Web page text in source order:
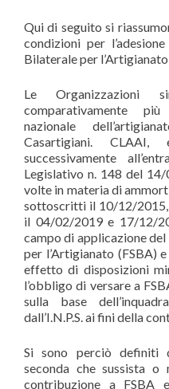
Qui di seguito si
condizioni per
Bilaterale per
Le Organizzazioni
comparativamente
nazionale
Casartigiani.
successivamente
Legislativo n. 148 del
volte in materia di
sottoscritti il 10/12/
il 04/02/2019 e 17/12/
campo di applicazione
per l’Artigianato (FSBA)
effetto di disposizioni
l’obbligo di versare a
sulla base
dall’I.N.P.S. ai fini della
Si sono perciò definiti
seconda che sussista o
contribuzione a FSBA